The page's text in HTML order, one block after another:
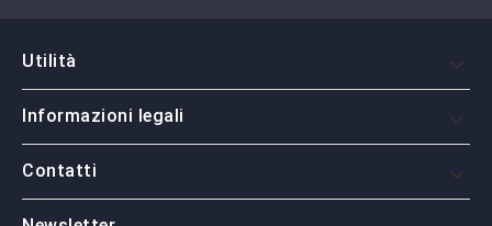
Utilità
Informazioni legali
Contatti